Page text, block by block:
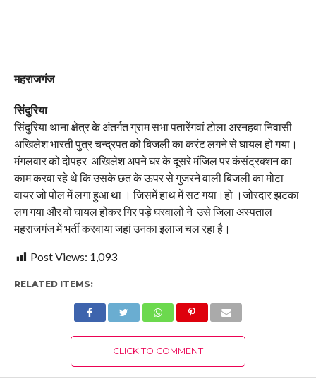
महराजगंज
सिंदुरिया
सिंदुरिया थाना क्षेत्र के अंतर्गत ग्राम सभा पतारेंगवां टोला अरनहवा निवासी
अखिलेश भारती पुत्र चन्द्रपत को बिजली का करंट लगने से घायल हो गया।
मंगलवार को दोपहर अखिलेश अपने घर के दूसरे मंजिल पर कंसंट्रक्शन का
काम करवा रहे थे कि उसके छत के ऊपर से गुजरने वाली बिजली का मोटा
वायर जो पोल में लगा हुआ था । जिसमें हाथ में सट गया।हो ।जोरदार झटका
लग गया और वो घायल होकर गिर पड़े घरवालों ने उसे जिला अस्पताल
महराजगंज में भर्ती करवाया जहां उनका इलाज चल रहा है।
Post Views: 1,093
RELATED ITEMS:
CLICK TO COMMENT